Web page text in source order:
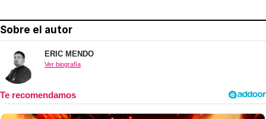
Sobre el autor
ERIC MENDO
Ver biografía